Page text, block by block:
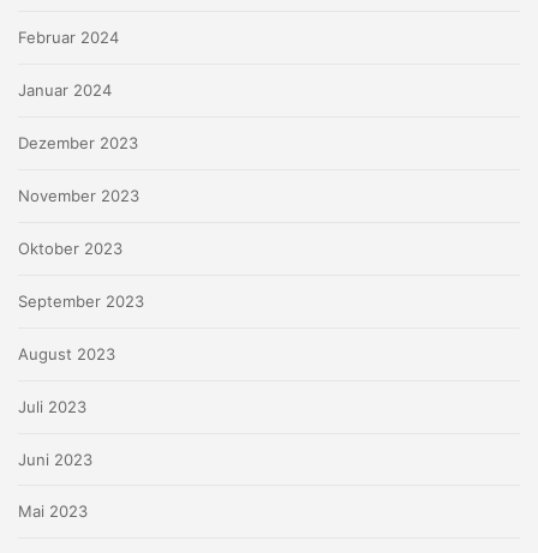
Februar 2024
Januar 2024
Dezember 2023
November 2023
Oktober 2023
September 2023
August 2023
Juli 2023
Juni 2023
Mai 2023